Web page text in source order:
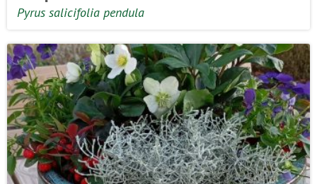
Pyrus salicifolia pendula